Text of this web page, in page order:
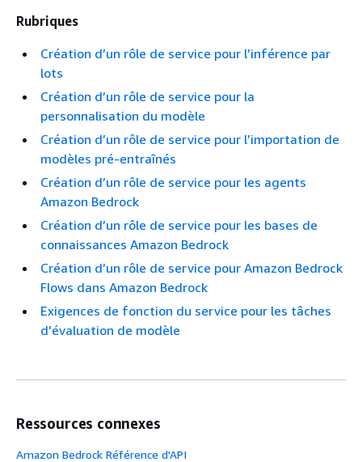
Rubriques
Création d’un rôle de service pour l’inférence par
lots
Création d’un rôle de service pour la
personnalisation du modèle
Création d’un rôle de service pour l’importation de
modèles pré-entraînés
Création d’un rôle de service pour les agents
Amazon Bedrock
Création d’un rôle de service pour les bases de
connaissances Amazon Bedrock
Création d’un rôle de service pour Amazon Bedrock
Flows dans Amazon Bedrock
Exigences de fonction du service pour les tâches
d’évaluation de modèle
Ressources connexes
Amazon Bedrock Référence d'API